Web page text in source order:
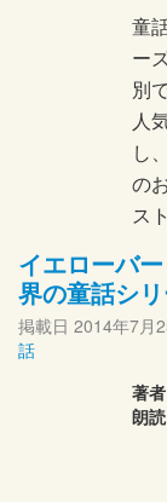
童
ー
別
人
し
の
ス
イエローバ
界の童話シ
掲載日 2014年7月
話
著者
朗読